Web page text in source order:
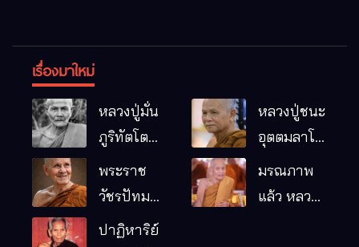
เรื่องมาใหม่
หลวงปู่มั่น
ภูริทัตโต
พระอริยเจ้า
ผู้เป็นบิดา
รมฐาน
หลวงปู่ชนะ
อุตตมลาโภ
หมากอื๋อ
พระราช
วัชรปัทม
คุณ (หลวง
มรณภาพ
แล้ว หลวง
ปาฏิหาริย์